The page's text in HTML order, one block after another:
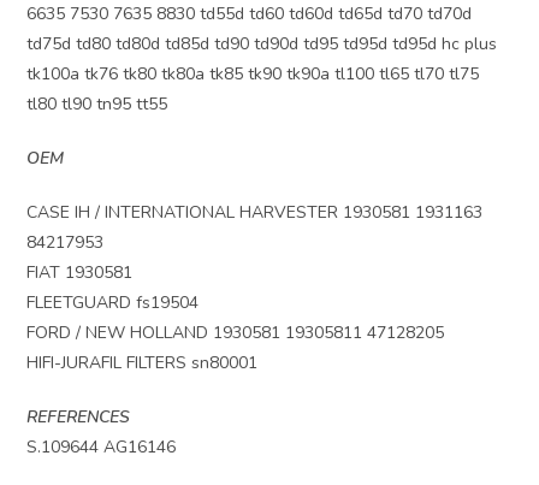
6635 7530 7635 8830 td55d td60 td60d td65d td70 td70d
td75d td80 td80d td85d td90 td90d td95 td95d td95d hc plus
tk100a tk76 tk80 tk80a tk85 tk90 tk90a tl100 tl65 tl70 tl75
tl80 tl90 tn95 tt55
OEM
CASE IH / INTERNATIONAL HARVESTER 1930581 1931163
84217953
FIAT 1930581
FLEETGUARD fs19504
FORD / NEW HOLLAND 1930581 19305811 47128205
HIFI-JURAFIL FILTERS sn80001
REFERENCES
S.109644 AG16146